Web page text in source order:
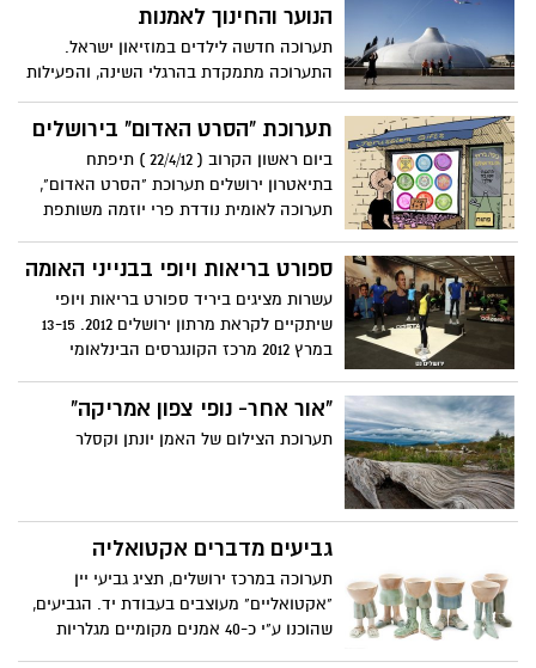
הנוער והחינוך לאמנות
תערוכה חדשה לילדים במוזיאון ישראל.
התערוכה מתמקדת בהרגלי השינה, והפעילות
הסובבת סביבה
תערוכת "הסרט האדום" בירושלים
ביום ראשון הקרוב ( 22/4/12 ) תיפתח
בתיאטרון ירושלים תערוכת "הסרט האדום",
תערוכה לאומית נודדת פרי יוזמה משותפת
הישראלי לקריקטורה וקומיקס
ספורט בריאות ויופי בבנייני האומה
עשרות מציגים ביריד ספורט בריאות ויופי
שיתקיים לקראת מרתון ירושלים 2012. 13-15
במרץ 2012 מרכז הקונגרסים הבינלאומי
"אור אחר- נופי צפון אמריקה"
תערוכת הצילום של האמן יונתן וקסלר
גביעים מדברים אקטואליה
תערוכה במרכז ירושלים, תציג גביעי יין
"אקטואליים" מעוצבים בעבודת יד. הגביעים,
שהוכנו ע"י כ-40 אמנים מקומיים מגלריות